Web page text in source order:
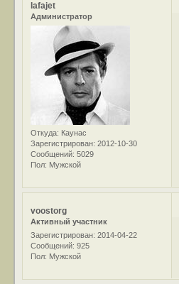
lafajet
Администратор
Откуда: Каунас
Зарегистрирован: 2012-10-30
Сообщений: 5029
Пол: Мужской
voostorg
Активный участник
Зарегистрирован: 2014-04-22
Сообщений: 925
Пол: Мужской